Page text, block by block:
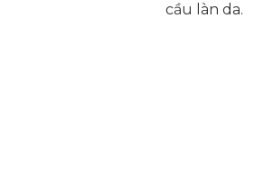
cầu làn da.